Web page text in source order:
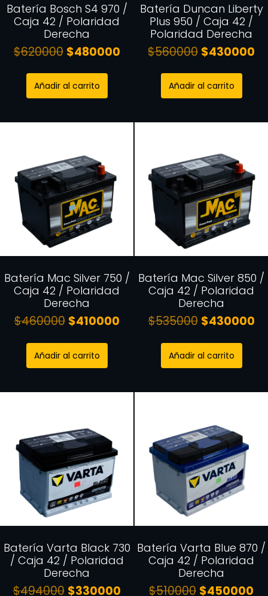
Batería Bosch S4 970 /
Caja 42 / Polaridad
Derecha
$620000 $480000
Añadir al carrito
Batería Duncan Liberty
Plus 950 / Caja 42 /
Polaridad Derecha
$560000 $430000
Añadir al carrito
Batería Mac Silver 750 /
Caja 42 / Polaridad
Derecha
$460000 $410000
Añadir al carrito
Batería Mac Silver 850 /
Caja 42 / Polaridad
Derecha
$535000 $430000
Añadir al carrito
Batería Varta Black 730
/ Caja 42 / Polaridad
Derecha
$494000 $330000
Batería Varta Blue 870 /
Caja 42 / Polaridad
Derecha
$510000 $450000